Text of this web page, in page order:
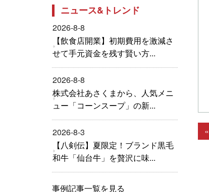
ニュース&トレンド
2026-8-8
【飲食店開業】初期費用を激減さ
せて手元資金を残す賢い方...
2026-8-8
株式会社あさくまから、人気メニ
ュー「コーンスープ」の新...
2026-8-3
【八剣伝】夏限定！ブランド黒毛
和牛「仙台牛」を贅沢に味...
事例記事一覧を見る